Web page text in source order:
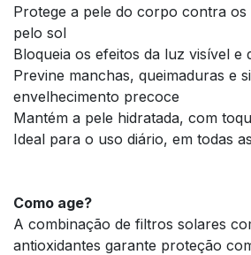
Protege a pele do corpo contra os
pelo sol
Bloqueia os efeitos da luz visível e
Previne manchas, queimaduras e
envelhecimento precoce
Mantém a pele hidratada, com
Ideal para o uso diário, em todas
Como age?
A combinação de filtros solares
antioxidantes garante proteção